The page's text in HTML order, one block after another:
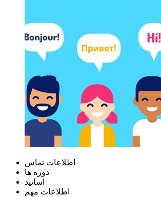
اطلاعات تماس
دوره ها
اساتید
اطلاعات مهم